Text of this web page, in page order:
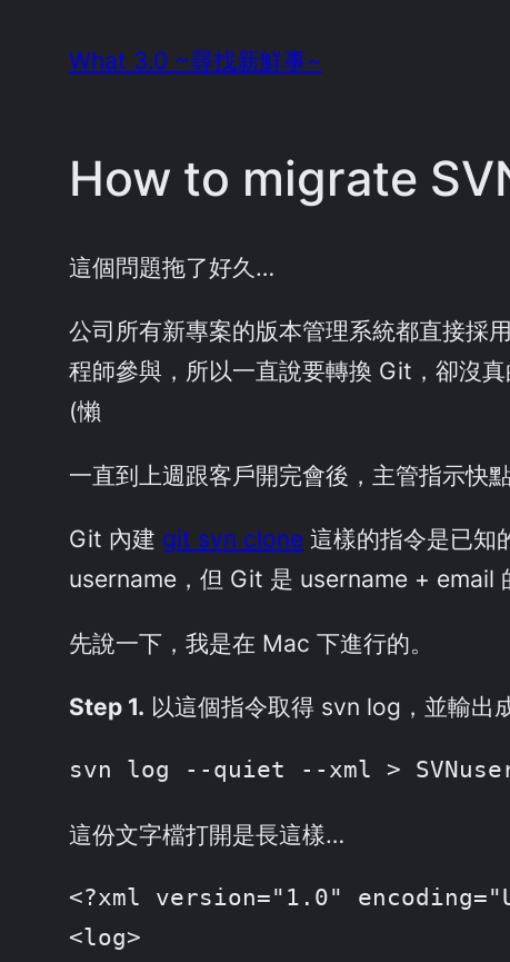
What 3.0 ~尋找新鮮事~
How to migrate
這個問題拖了好久…
公司所有新專案的版本管理系統都直接採
程師參與，所以一直說要轉換 Git，卻沒
(懶
一直到上週跟客戶開完會後，主管指示快
Git 內建 git svn clone 這樣的指令是已知
username，但 Git 是 username + email
先說一下，我是在 Mac 下進行的。
Step 1. 以這個指令取得 svn log，並輸出
svn log --quiet --xml >
這份文字檔打開是長這樣…
<?xml version="1.0"
<log>